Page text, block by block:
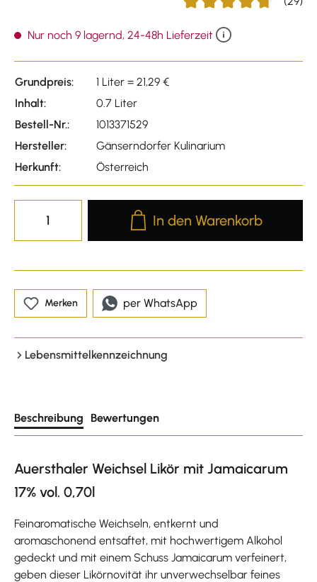
Nur noch 9 lagernd, 24-48h Lieferzeit
Grundpreis:
1 Liter = 21,29 €
Inhalt:
0.7 Liter
Bestell-Nr.:
1013371529
Hersteller:
Gänserndorfer Kulinarium
Herkunft:
Österreich
Produkt Anzahl: Gib den
In den Warenkorb
Merken per WhatsApp
Lebensmittelkennzeichnung
Beschreibung Bewertungen
Auersthaler Weichsel Likör mit Jamaicarum
17% vol. 0,70l
Feinaromatische Weichseln, entkernt und
aromaschonend entsaftet, mit hochwertigem Alkohol
gedeckt und mit einem Schuss Jamaicarum verfeinert,
geben dieser Likörnovität ihr unverwechselbar feines